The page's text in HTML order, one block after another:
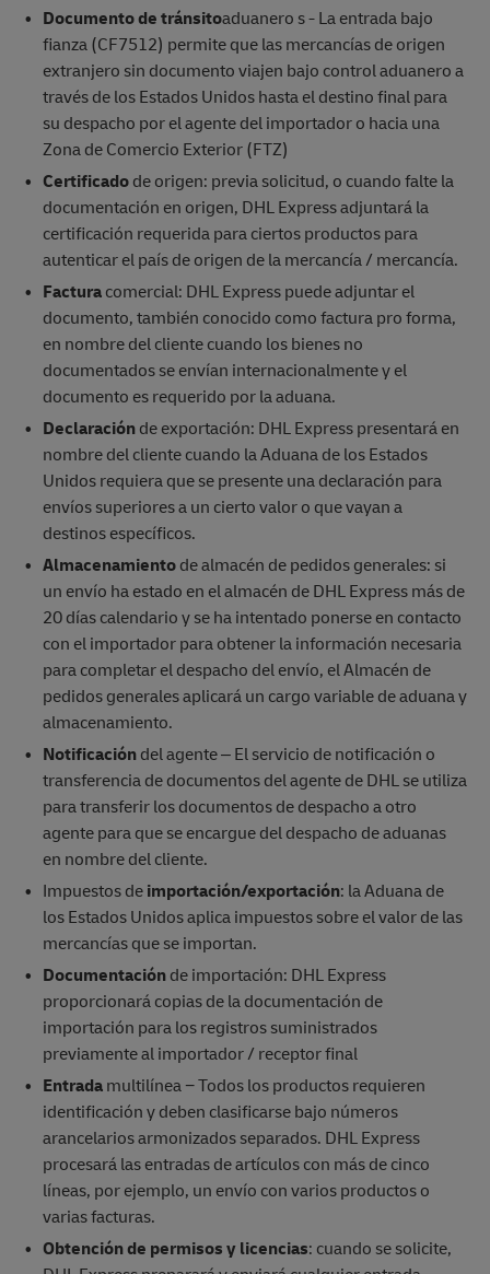
Documento de tránsitoaduanero s - La entrada bajo
fianza (CF7512) permite que las mercancías de origen
extranjero sin documento viajen bajo control aduanero a
través de los Estados Unidos hasta el destino final para
su despacho por el agente del importador o hacia una
Zona de Comercio Exterior (FTZ)
Certificadode origen: previa solicitud, o cuando falte la
documentación en origen, DHL Express adjuntará la
certificación requerida para ciertos productos para
autenticar el país de origen de la mercancía / mercancía.
Facturacomercial: DHL Express puede adjuntar el
documento, también conocido como factura pro forma,
en nombre del cliente cuando los bienes no
documentados se envían internacionalmente y el
documento es requerido por la aduana.
Declaraciónde exportación: DHL Express presentará en
nombre del cliente cuando la Aduana de los Estados
Unidos requiera que se presente una declaración para
envíos superiores a un cierto valor o que vayan a
destinos específicos.
Almacenamientode almacén de pedidos generales: si
un envío ha estado en el almacén de DHL Express más de
20 días calendario y se ha intentado ponerse en contacto
con el importador para obtener la información necesaria
para completar el despacho del envío, el Almacén de
pedidos generales aplicará un cargo variable de aduana y
almacenamiento.
Notificacióndel agente – El servicio de notificación o
transferencia de documentos del agente de DHL se utiliza
para transferir los documentos de despacho a otro
agente para que se encargue del despacho de aduanas
en nombre del cliente.
Impuestos de importación/exportación: la Aduana de
los Estados Unidos aplica impuestos sobre el valor de las
mercancías que se importan.
Documentaciónde importación: DHL Express
proporcionará copias de la documentación de
importación para los registros suministrados
previamente al importador / receptor final
Entradamultilínea − Todos los productos requieren
identificación y deben clasificarse bajo números
arancelarios armonizados separados. DHL Express
procesará las entradas de artículos con más de cinco
líneas, por ejemplo, un envío con varios productos o
varias facturas.
Obtención de permisos y licencias: cuando se solicite,